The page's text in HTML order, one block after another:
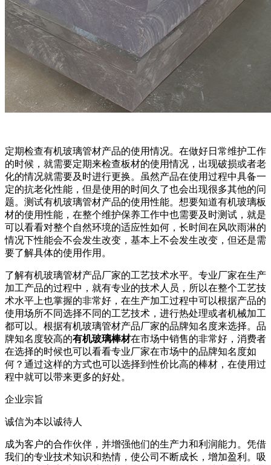
定期检查有机玻璃管材产品的使用情况。在做好日常维护工作
的时候，就需要定期来检查板材的使用情况，出现破损或者老
化的情况就需要及时进行更换。虽然产品在使用过程中具备一
定的抗老化性能，但是使用的时间久了也会出现很多其他的问
题。测试有机玻璃管材产品的使用性能。想要知道有机玻璃板
材的使用性能，在整个维护保养工作中也需要及时测试，就是
可以看看对整个自然环境的适应性如何，长时间在风吹雨淋的
情况下性能会不会发生改变，基本上不会发生改变，但还是需
要了解具体的使用作用。
了解有机玻璃管材产品厂家的工艺技术水平。专业厂家在生产
加工产品的过程中，就有专业的技术人员，所以在整个工艺技
术水平上也掌握的非常好，在生产加工过程中可以根据产品的
使用场所不同选择不同的工艺技术，进行热处理或者机械加工
都可以。根据有机玻璃管材产品厂家的品牌知名度来选择。品
牌知名度较高的有机玻璃棒材在市场中销售的非常好，消费者
在选择的时候也可以看看专业厂家在市场中的品牌知名度如
何？通过这样的方式也可以选择到性价比高的棒材，在使用过
程中就可以带来更多的好处。
企业宗旨
诚信为本以诚待人
成为客户的合作伙伴，并增强他们的生产力和利润能力。凭借
我们的专业技术知识和热情，使公司不断成长，增加盈利。吸